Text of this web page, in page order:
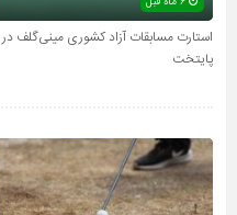
استارت مسابقات آزاد کشوری مینی‌گلف در
پایتخت